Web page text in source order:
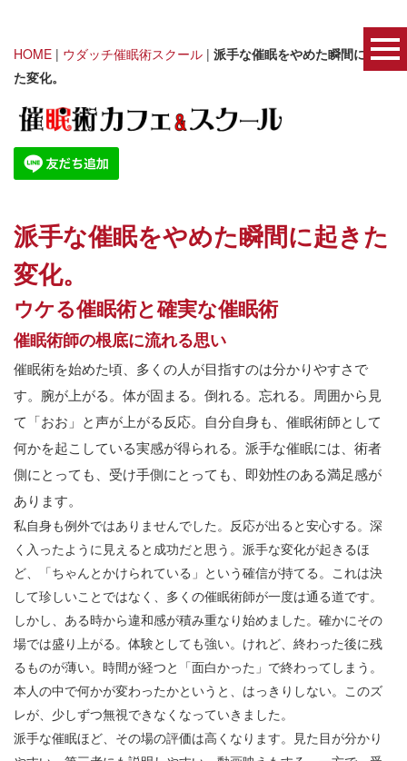
HOME | ウダッチ催眠術スクール | 派手な催眠をやめた瞬間に起き
た変化。
派手な催眠をやめた瞬間に起きた
変化。
ウケる催眠術と確実な催眠術
催眠術師の根底に流れる思い
催眠術を始めた頃、多くの人が目指すのは分かりやすさで
す。腕が上がる。体が固まる。倒れる。忘れる。周囲から見
て「おお」と声が上がる反応。自分自身も、催眠術師として
何かを起こしている実感が得られる。派手な催眠には、術者
側にとっても、受け手側にとっても、即効性のある満足感が
あります。
私自身も例外ではありませんでした。反応が出ると安心する。深
く入ったように見えると成功だと思う。派手な変化が起きるほ
ど、「ちゃんとかけられている」という確信が持てる。これは決
して珍しいことではなく、多くの催眠術師が一度は通る道です。
しかし、ある時から違和感が積み重なり始めました。確かにその
場では盛り上がる。体験としても強い。けれど、終わった後に残
るものが薄い。時間が経つと「面白かった」で終わってしまう。
本人の中で何かが変わったかというと、はっきりしない。このズ
レが、少しずつ無視できなくなっていきました。
派手な催眠ほど、その場の評価は高くなります。見た目が分かり